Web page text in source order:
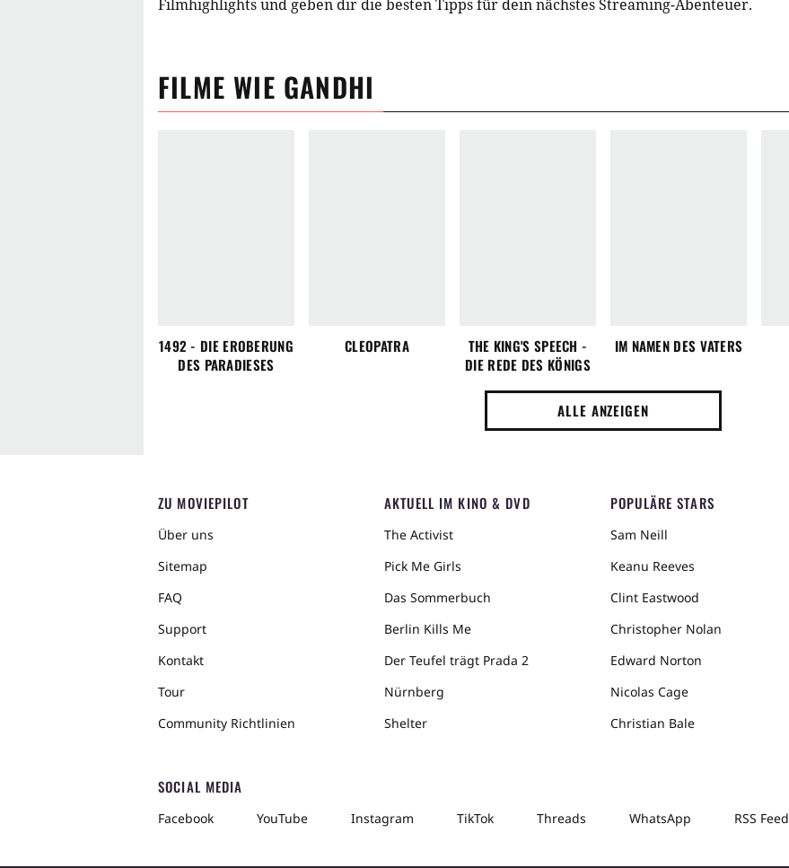
Filmhighlights und geben dir die besten Tipps für dein nächstes Streaming-Abenteuer.
FILME WIE GANDHI
1492 - DIE EROBERUNG
DES PARADIESES
CLEOPATRA
THE KING'S SPEECH -
DIE REDE DES KÖNIGS
IM NAMEN DES VATERS
ALLE ANZEIGEN
ZU MOVIEPILOT
Über uns
Sitemap
FAQ
Support
Kontakt
Tour
Community Richtlinien
AKTUELL IM KINO & DVD
The Activist
Pick Me Girls
Das Sommerbuch
Berlin Kills Me
Der Teufel trägt Prada 2
Nürnberg
Shelter
POPULÄRE STARS
Sam Neill
Keanu Reeves
Clint Eastwood
Christopher Nolan
Edward Norton
Nicolas Cage
Christian Bale
SOCIAL MEDIA
Facebook YouTube Instagram TikTok Threads WhatsApp RSS Feed